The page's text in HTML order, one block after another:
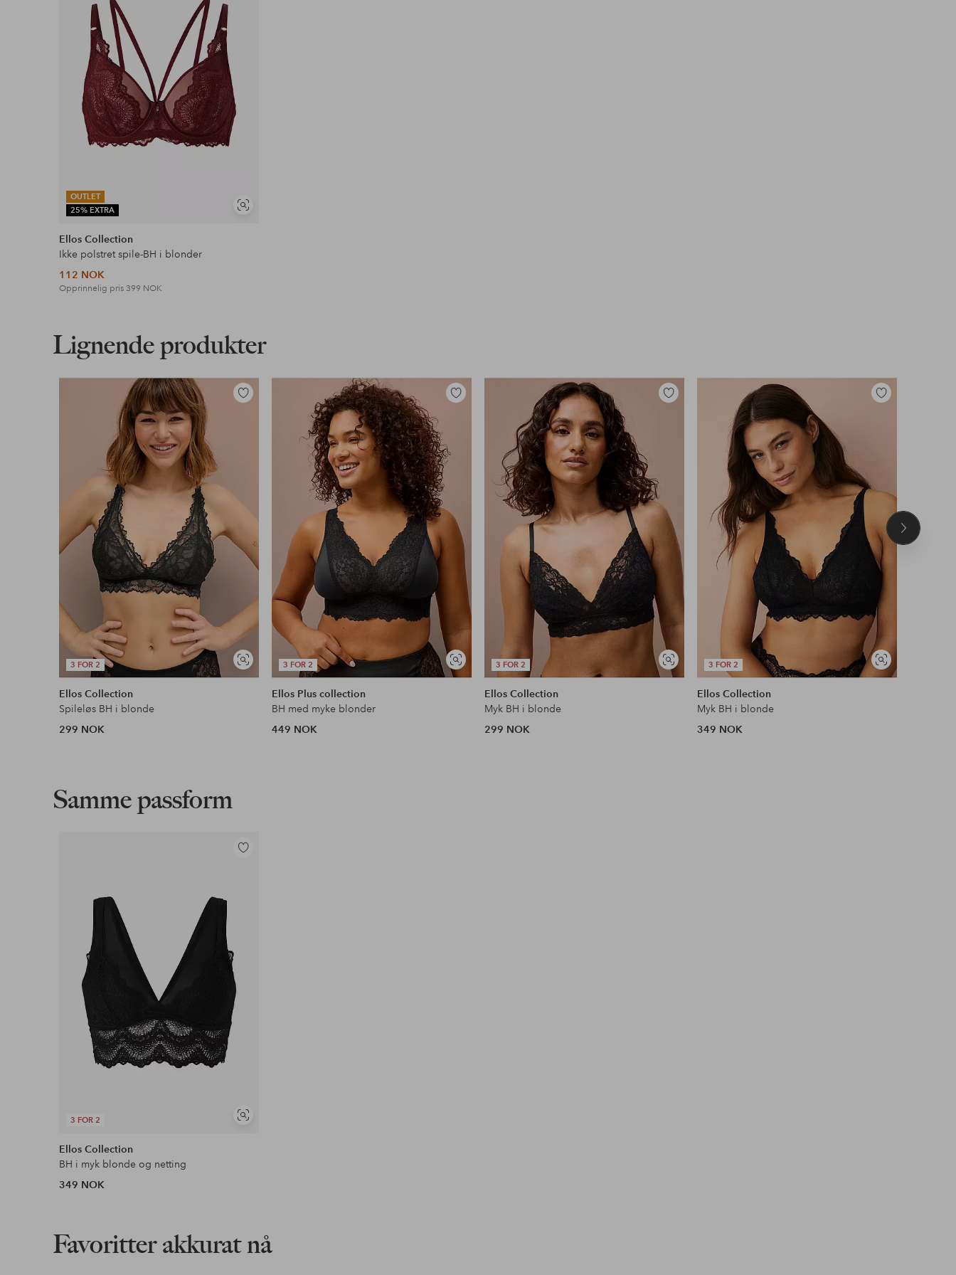
Les mer
OUTLET
25% EXTRA
Vis
Ellos Collection
Ikke polstret spile-BH i blonder
112 NOK
Opprinnelig pris 399 NOK
Lignende produkter
3 FOR 2
Vis
lignende
Legg
Ellos Collection
Spileløs BH i blonde
299 NOK
3 FOR 2
Vis
lignende
Legg
Ellos Plus collection
BH med myke blonder
449 NOK
3 FOR 2
Vis
lignende
Legg
Ellos Collection
Myk BH i blonde
299 NOK
3 FOR 2
Vis
lignende
Legg
Ellos Collection
Myk BH i blonde
349 NOK
Neste
Samme passform
3 FOR 2
Vis
Legg
Ellos Collection
BH i myk blonde og netting
349 NOK
Favoritter akkurat nå